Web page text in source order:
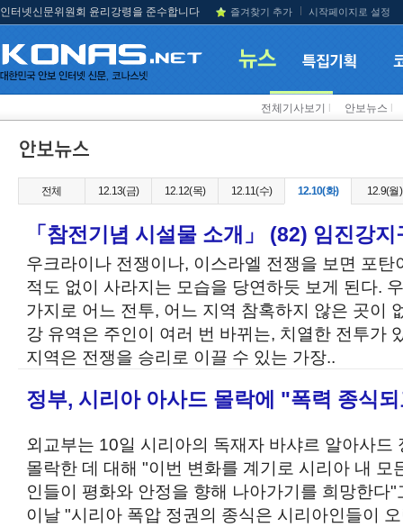
인터넷신문위원회 윤리강령을 준수합니다 즐겨찾기 추가 시작페이지로 설정
전체기사보기 안보뉴스
전체 12.13(금) 12.12(목) 12.11(수) 12.10(화) 12.9(월)
「참전기념 시설물 소개」 (82) 임진강
우크라이나 전쟁이나, 이스라엘 전쟁을 보면 포
적도 없이 사라지는 모습을 당연하듯 보게 된다.
가지로 어느 전투, 어느 지역 참혹하지 않은 곳이
강 유역은 주인이 여러 번 바뀌는, 치열한 전투가
지역은 전쟁을 승리로 이끌 수 있는 가장..
정부, 시리아 아사드 몰락에 "폭력 종식
외교부는 10일 시리아의 독재자 바샤르 알아사드
몰락한 데 대해 "이번 변화를 계기로 시리아 내 모
인들이 평화와 안정을 향해 나아가기를 희망한다
이날 "시리아 폭압 정권의 종식은 시리아인들이